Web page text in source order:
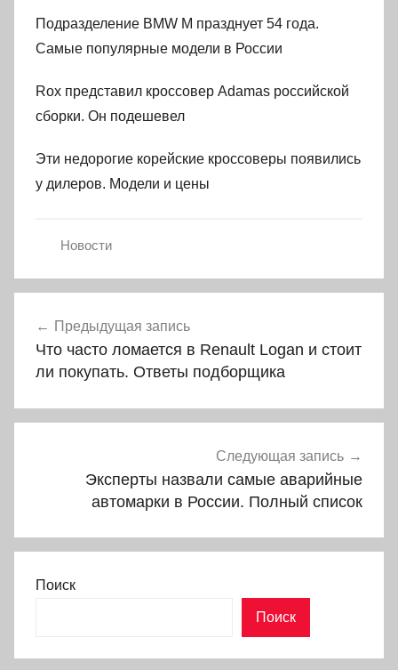
Подразделение BMW M празднует 54 года.
Самые популярные модели в России
Rox представил кроссовер Adamas российской
сборки. Он подешевел
Эти недорогие корейские кроссоверы появились
у дилеров. Модели и цены
Новости
по
записям
Предыдущая запись
Что часто ломается в Renault Logan и стоит
ли покупать. Ответы подборщика
Следующая запись
Эксперты назвали самые аварийные
автомарки в России. Полный список
Поиск
Поиск